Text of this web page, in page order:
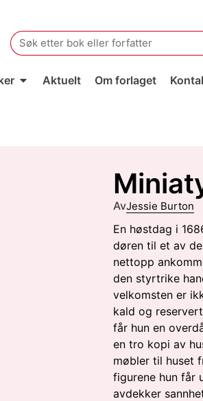
Search
for:
Aktuelt Om forlaget
AvJessie Burton
En høstdag i
døren til et av
nettopp
den styrtrike
velkomsten er
kald og
får hun en
en tro kopi av
møbler til huset
figurene hun får
avdekker